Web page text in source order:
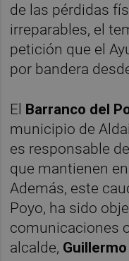
de las pérdidas
irreparables, el
petición que el
por bandera
El Barranco del
municipio de
es responsable
que mantienen
Además, este
Poyo, ha sido
comunicaciones
alcalde,